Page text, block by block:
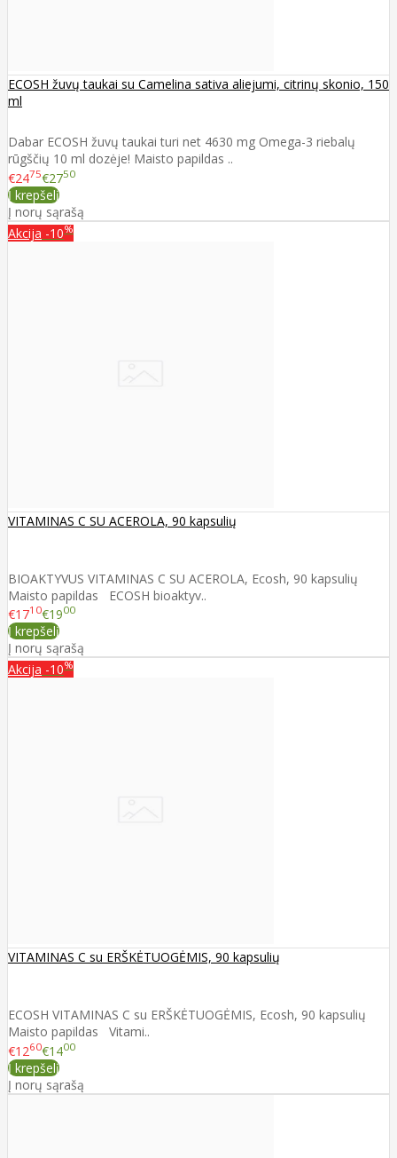
ECOSH žuvų taukai su Camelina sativa aliejumi, citrinų skonio, 150
ml
Dabar ECOSH žuvų taukai turi net 4630 mg Omega-3 riebalų
rūgščių 10 ml dozėje! Maisto papildas ..
€2475€2750
Į krepšelį
Į norų sąrašą
Akcija -10%
VITAMINAS C SU ACEROLA, 90 kapsulių
BIOAKTYVUS VITAMINAS C SU ACEROLA, Ecosh, 90 kapsulių
Maisto papildas ECOSH bioaktyv..
€1710€1900
Į krepšelį
Į norų sąrašą
Akcija -10%
VITAMINAS C su ERŠKĖTUOGĖMIS, 90 kapsulių
ECOSH VITAMINAS C su ERŠKĖTUOGĖMIS, Ecosh, 90 kapsulių
Maisto papildas Vitami..
€1260€1400
Į krepšelį
Į norų sąrašą